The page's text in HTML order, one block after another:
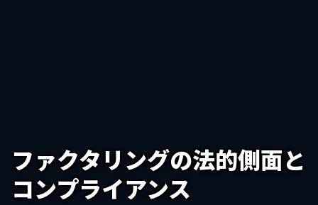
ファクタリングの法的側面と
コンプライアンス